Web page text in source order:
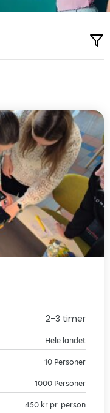
2-3 timer
Hele landet
10 Personer
1000 Personer
450 kr pr. person